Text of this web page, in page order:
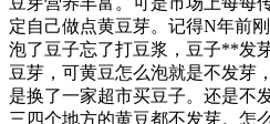
定自己做点黄豆芽。记得N年前
泡了豆子忘了打豆浆，豆子**发
豆芽，可黄豆怎么泡就是不发芽
是换了一家超市买豆子。还是不
三四个地方的黄豆都不发芽。怎